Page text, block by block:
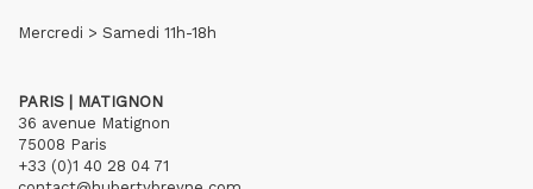
Mercredi > Samedi 11h-18h
PARIS | MATIGNON
36 avenue Matignon
75008 Paris
+33 (0)1 40 28 04 71